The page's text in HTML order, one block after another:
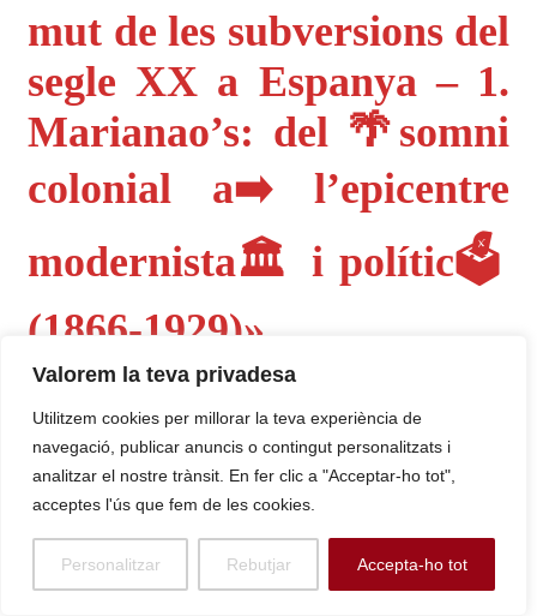
Valorem la teva privadesa
Utilitzem cookies per millorar la teva experiència de
navegació, publicar anuncis o contingut personalitzats i
analitzar el nostre trànsit. En fer clic a "Acceptar-ho tot",
acceptes l'ús que fem de les cookies.
Personalitzar Rebutjar Accepta-ho tot
mut de les subversions del
segle XX a Espanya – 1.
Marianao’s: del 🌴somni
colonial a➡️ l’epicentre
modernista🏛️ i polític🗳️
(1866-1929)»
Aquest article sobre «El Final dels Samà a Sant Boi»
serveix com a culminació dels temes explorats en els
posts anteriors del capítol «MARIANAO’s, 🎭Punt mut de
les subversions del segle XX a Espanya – 1.
Marianao’s: del 🌴somni colonial a➡️ l’epicentre
despossessió i el declivi dels Samà és la prova tangible de